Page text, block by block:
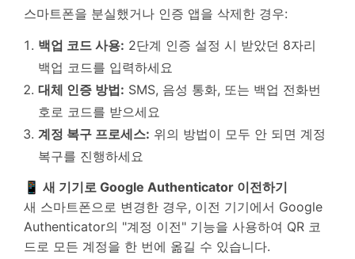
스마트폰을 분실했거나 인증 앱을 삭제한 경우:
백업 코드 사용: 2단계 인증 설정 시 받았던 8자리
백업 코드를 입력하세요
대체 인증 방법: SMS, 음성 통화, 또는 백업 전화번
호로 코드를 받으세요
계정 복구 프로세스: 위의 방법이 모두 안 되면 계정
복구를 진행하세요
📱 새 기기로 Google Authenticator 이전하기
새 스마트폰으로 변경한 경우, 이전 기기에서 Google
Authenticator의 "계정 이전" 기능을 사용하여 QR 코
드로 모든 계정을 한 번에 옮길 수 있습니다.